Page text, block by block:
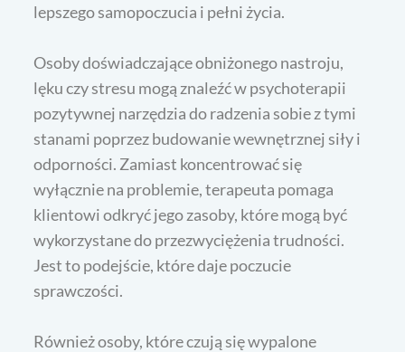
lepszego samopoczucia i pełni życia.
Osoby doświadczające obniżonego nastroju,
lęku czy stresu mogą znaleźć w psychoterapii
pozytywnej narzędzia do radzenia sobie z tymi
stanami poprzez budowanie wewnętrznej siły i
odporności. Zamiast koncentrować się
wyłącznie na problemie, terapeuta pomaga
klientowi odkryć jego zasoby, które mogą być
wykorzystane do przezwyciężenia trudności.
Jest to podejście, które daje poczucie
sprawczości.
Również osoby, które czują się wypalone